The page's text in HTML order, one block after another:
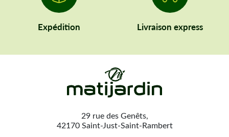
Expédition Livraison express
29 rue des Genêts,
42170 Saint-Just-Saint-Rambert